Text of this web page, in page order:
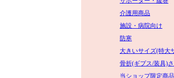
介護用商品
施設・病院向け
防寒
大きいサイズ(特大
骨折(ギプス/装具)
当ショップ限定商品